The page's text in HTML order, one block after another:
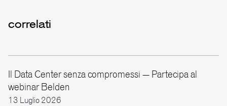
correlati
Il Data Center senza compromessi – Partecipa al
webinar Belden
13 Luglio 2026